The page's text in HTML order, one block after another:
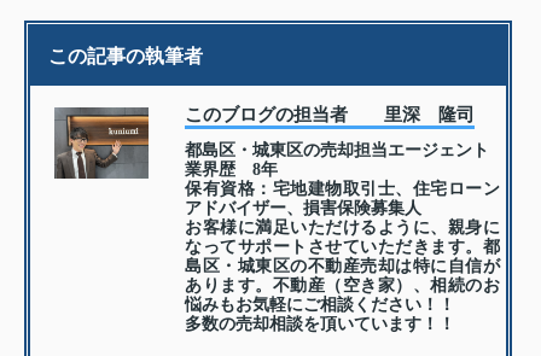
この記事の執筆者
このブログの担当者 里深 隆司
都島区・城東区の売却担当エージェント
業界歴 8年
保有資格：宅地建物取引士、住宅ローン
アドバイザー、損害保険募集人
お客様に満足いただけるように、親身に
なってサポートさせていただきます。都
島区・城東区の不動産売却は特に自信が
あります。不動産（空き家）、相続のお
悩みもお気軽にご相談ください！！
多数の売却相談を頂いています！！